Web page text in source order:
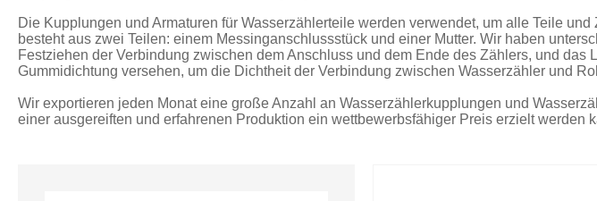
Die Kupplungen und Armaturen für Wasserzählerteile werden verwendet, um alle Teile
besteht aus zwei Teilen: einem Messinganschlussstück und einer Mutter. Wir haben
Festziehen der Verbindung zwischen dem Anschluss und dem Ende des Zählers, und
Gummidichtung versehen, um die Dichtheit der Verbindung zwischen Wasserzähler und
Wir exportieren jeden Monat eine große Anzahl an Wasserzählerkupplungen und
einer ausgereiften und erfahrenen Produktion ein wettbewerbsfähiger Preis erzielt werden